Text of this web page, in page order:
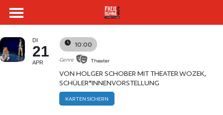
HAMLET X=Y
DI
21
APR
10:00
Genre Theater
VON HOLGER SCHOBER MIT THEATER.WOZEK,
SCHÜLER*INNENVORSTELLUNG
KARTEN SICHERN